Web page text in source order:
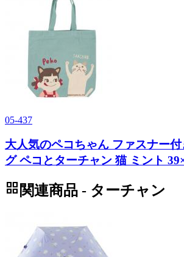
05-437
大人気のペコちゃん ファスナー
グ ペコとターチャン 猫 ミント
grid_view 関連商品 - ターチャン